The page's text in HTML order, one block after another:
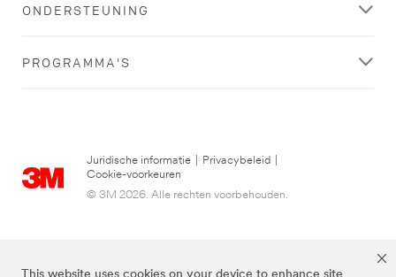
ONDERSTEUNING
PROGRAMMA'S
Juridische informatie Privacybeleid
Cookie-voorkeuren
© 3M 2026. Alle rechten voorbehouden.